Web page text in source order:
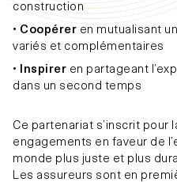
construction
• Coopérer en mutualisant
variés et complémentaires
• Inspirer en partageant
dans un second temps
Ce partenariat s’inscrit pour
engagements en faveur de
monde plus juste et plus
Les assureurs sont en